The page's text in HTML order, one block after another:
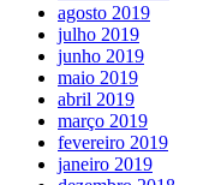
agosto 2019
julho 2019
junho 2019
maio 2019
abril 2019
março 2019
fevereiro 2019
janeiro 2019